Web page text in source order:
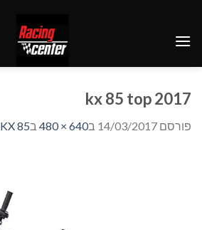
content
2017 kx 85 top
פורסם 14/03/2017 ב640 × 480 בKX 85